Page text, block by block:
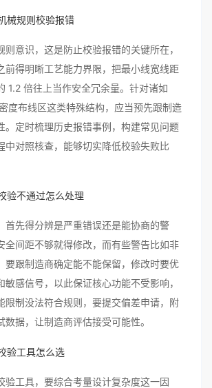
械规则校验报错
则意识，这是防止校验报错的关键所在，
前得明晰工艺能力界限，把最小线宽线距
1.2 倍往上当作安全冗余量。针对诸如
度布线区这类特殊结构，应当预先跟制造
。定时梳理历史报错事例，构建常见问题
中对照核查，能够切实降低校验失败比
验不通过怎么处理
首先得分辨是严重错误还是能协商的警
全间距不够就得修改，而有些警告比如非
要跟制造商确定能不能保留，修改时要优
敏感信号，以此保证核心功能不受影响，
限制没法符合规则，要提交偏差申请，附
数据，让制造商评估接受可能性。
验工具怎么选
验工具，要综合考量设计复杂度这一因